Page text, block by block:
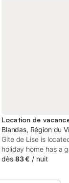
Blandas, Région du
Gite de Lise is
holiday home has a
private parking.
dès 83 € / nuit